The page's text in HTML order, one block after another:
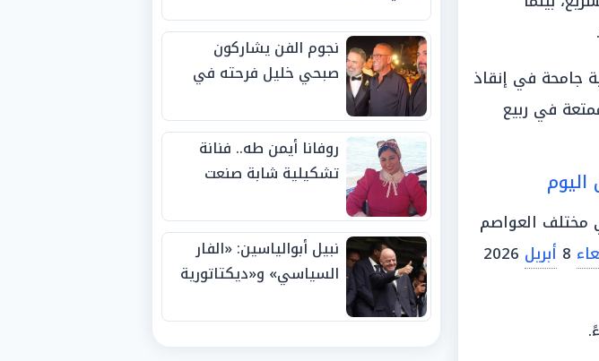
جامحة في إنقاذ
في ربيع
مختلف العواصم
أبريل 2026
نجوم الفن يشاركون
صبحي خليل فرحته في
روفانا أيمن طه.. فنانة
تشكيلية شابة صنعت
الجوائز منذ الصغر
نبيل أبوالياسين: «الفار
السياسي» و«ديكتاتورية
الفيفا».. وإقالة